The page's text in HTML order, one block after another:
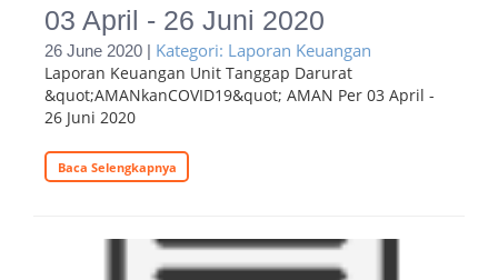
03 April - 26 Juni 2020
26 June 2020 | Kategori: Laporan Keuangan
Laporan Keuangan Unit Tanggap Darurat
&quot;AMANkanCOVID19&quot; AMAN Per 03 April -
26 Juni 2020
Baca Selengkapnya